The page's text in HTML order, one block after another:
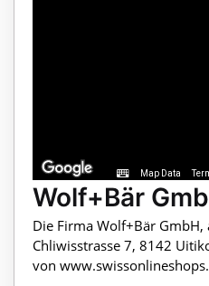
Map Data
Wolf+Bär
Die Firma Wolf+Bär GmbH,
Chliwisstrasse 7, 8142
von